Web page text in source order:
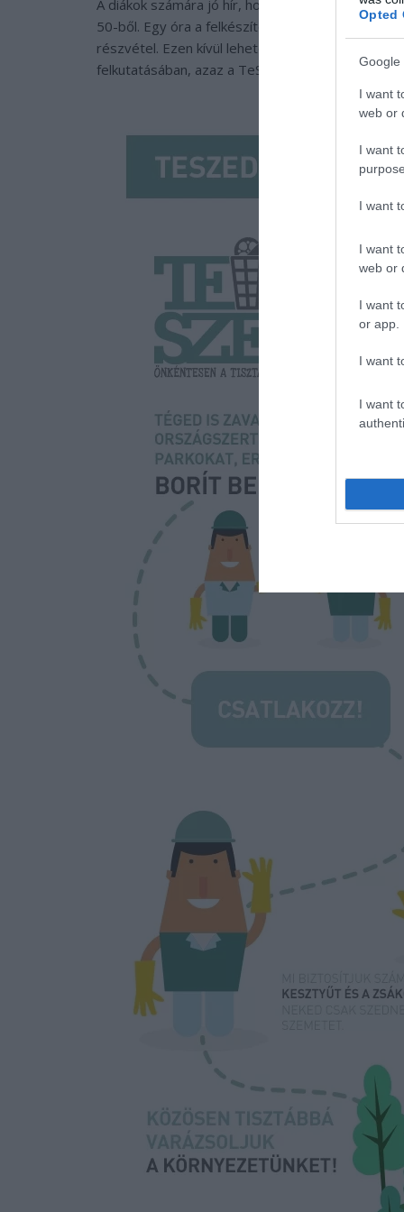
Opted
Google
I want
web or
I want
I want
I want
web or
I want
or app.
I want
I want
A diákok számára jó hír, hogy a TeSzedd!
50-ből. Egy óra a felkészítésen, három óra a
részvétel. Ezen kívül lehetőség van előzetesen
felkutatásában, azaz a TeSzedd! helyszínének